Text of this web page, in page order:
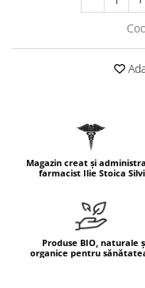
Geluri de duș
Uleiuri bronzare
After Sun
Igienă Personală
Mâini și Unghii
Miere de Manuka
MSM
Palmier pitic
Probiotice
Magazin creat și
farmacist Ilie Stoica
Produse BIO, naturale
organice pentru